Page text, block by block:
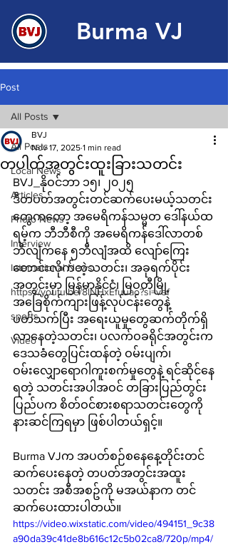
Burma VJ
Post
All Posts
Local News
Articles
Photo News
Interview
International News
https://youtu.be/8lNHxEfuuao?si=vef
sports
Video
All Posts
တပါတ်အတွင်းထူးခြားသတင်း
BVJ
Nov 17, 2025 1 min read
BVJ_နိုဝင်ဘာ ၁၅၊ ၂၀၂၅
ဒီတပတ်အတွင်းတင်ဆက်ပေးမယ့်သတင်း
တွေကတော့ အမေရိကန်သမ္မတ ဒေါ်နယ်ထ
ရမ့်က ဘီဘီစီကို အမေရိကန်ဒေါ်လာတစ်
ဘီလျံကနေ ၅ဘီလျံအထိ လျော်ကြေး
တောင်းလိုက်တဲ့သတင်း၊ အခုရက်ပိုင်း
အတွင်းမှာ မြန်မာနိုင်ငံ၊ မြဝတီမြို့
အခြေစိုက်ကျားဖြန့်လုပ်ငန်းတွေနဲ့
ပတ်သက်ပြီး အရေးယူမှုတွေဆက်တိုက်ရှိ
လာနေတဲ့သတင်း၊ ပလက်ဝခရိုင်အတွင်းက
ဒေသခံတွေပြင်းထန်တဲ့ ဝမ်းပျက်၊
ဝမ်းလျှောရောဂါကူးစက်မှုတွေနဲ့ ရင်ဆိုင်နေ
ရတဲ့ သတင်းအပါအဝင် တခြားပြည်တွင်း
ပြည်ပက စိတ်ဝင်စားစရာသတင်းတွေကို
နားဆင်ကြရမှာ ဖြစ်ပါတယ်ရှင့်။
Burma VJက အပတ်စဉ်စနေနေ့တိုင်းတင်
ဆက်ပေးနေတဲ့ တပတ်အတွင်းအထူး
သတင်း အစီအစဥ်ကို မအယ်နာက တင်
ဆက်ပေးထားပါတယ်။
https://video.wixstatic.com/video/494151_9c38
a90da39c41de8b616c12c5b02ca8/720p/mp4/